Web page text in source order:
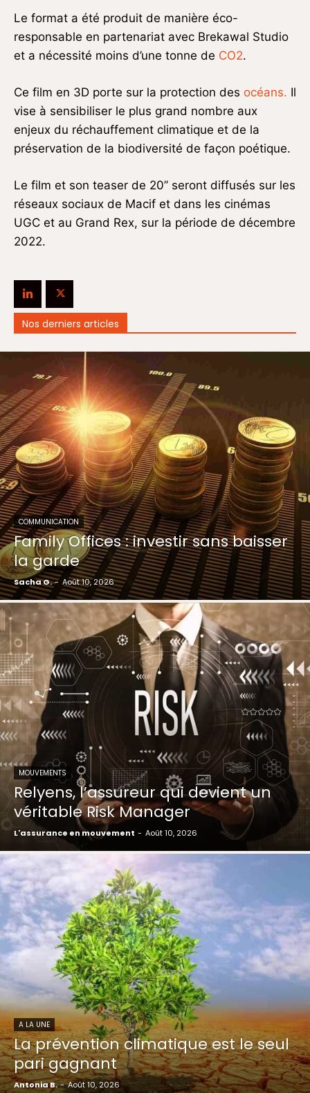
Le format a été produit de manière éco-
responsable en partenariat avec Brekawal Studio
et a nécessité moins d’une tonne de CO2.
Ce film en 3D porte sur la protection des océans. Il
vise à sensibiliser le plus grand nombre aux
enjeux du réchauffement climatique et de la
préservation de la biodiversité de façon poétique.
Le film et son teaser de 20’’ seront diffusés sur les
réseaux sociaux de Macif et dans les cinémas
UGC et au Grand Rex, sur la période de décembre
2022.
Nos derniers articles
COMMUNICATION
Family Offices : investir sans baisser
la garde
Sacha G. - Août 10, 2026
MOUVEMENTS
Relyens, l’assureur qui devient un
véritable Risk Manager
L'assurance en mouvement - Août 10, 2026
A LA UNE
La prévention climatique est le seul
pari gagnant
Antonia B. - Août 10, 2026